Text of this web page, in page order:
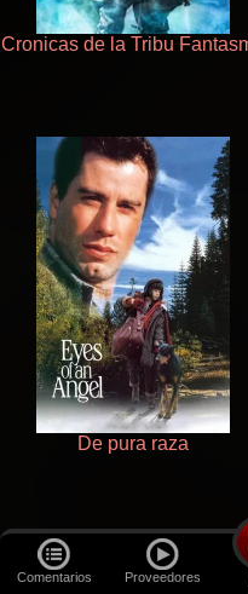
Comentarios Proveedores
Cronicas de la Tribu
De pura raza